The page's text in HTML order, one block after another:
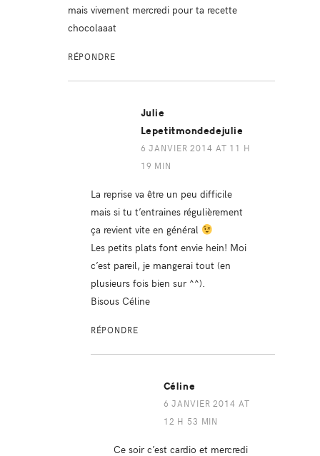
mais vivement mercredi pour ta recette
chocolaaat
RÉPONDRE
Julie
Lepetitmondedejulie
6 JANVIER 2014 AT 11 H
19 MIN
La reprise va être un peu difficile
mais si tu t’entraines régulièrement
ça revient vite en général
Les petits plats font envie hein! Moi
c’est pareil, je mangerai tout (en
plusieurs fois bien sur ^^).
Bisous Céline
RÉPONDRE
Céline
6 JANVIER 2014 AT
12 H 53 MIN
Ce soir c’est cardio et mercredi